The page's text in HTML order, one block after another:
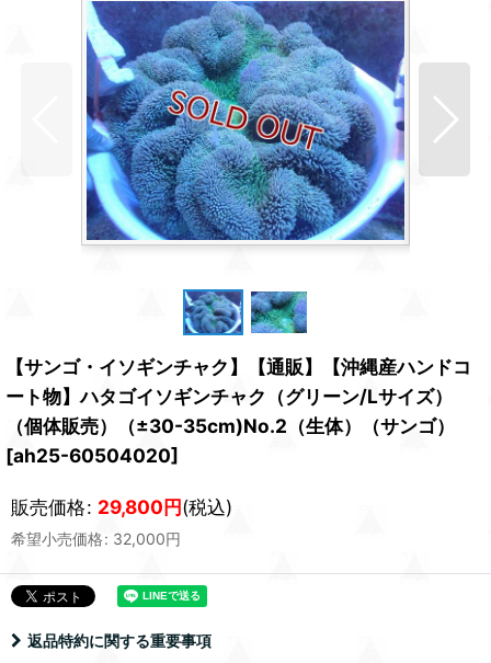
【サンゴ・イソギンチャク】【通販】【沖縄産ハンドコ
ート物】ハタゴイソギンチャク（グリーン/Lサイズ）
（個体販売）（±30-35cm)No.2（生体）（サンゴ）
[ah25-60504020]
販売価格: 29,800円(税込)
希望小売価格: 32,000円
返品特約に関する重要事項